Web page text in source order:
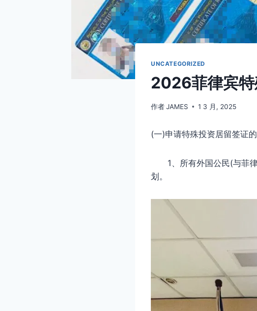
UNCATEGORIZED
2026菲律宾
作者JAMES 1 3 月, 2025
(一)申请特殊投资居留签证
1、所有外国公民(与菲律
划。